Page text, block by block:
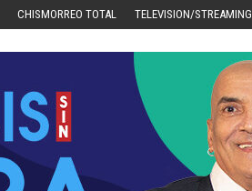
CHISMORREO TOTAL TELEVISION/STREAMING